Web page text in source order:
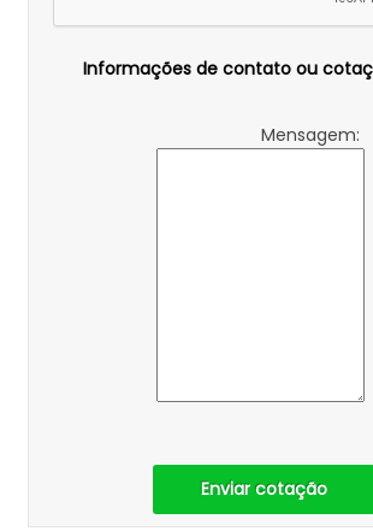
Informações de contato ou
Mensagem:
Enviar cotação